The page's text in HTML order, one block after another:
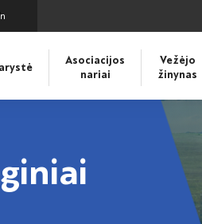
Asociacijos
nariai
Vežėjo
žinynas